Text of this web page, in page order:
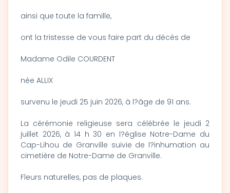
ainsi que toute la famille,
ont la tristesse de vous faire part du décès de
Madame Odile COURDENT
née ALLIX
survenu le jeudi 25 juin 2026, à l?âge de 91 ans.
La cérémonie religieuse sera célébrée le jeudi 2
juillet 2026, à 14 h 30 en l?église Notre-Dame du
Cap-Lihou de Granville suivie de l?inhumation au
cimetière de Notre-Dame de Granville.
Fleurs naturelles, pas de plaques.